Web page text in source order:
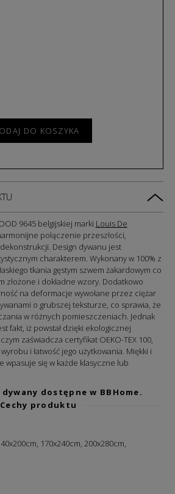
DO KOSZYKA
9645 belgijskiej marki Louis De
połączenie przeszłości,
Design dywanu jest
charakterem. Wykonany w 100% z
tkania gęstym szwem żakardowym co
złożone i dokładne wzory. Dodatkowo
na deformacje wywołane przez ciężar
o grubszej teksturze, co sprawia, że
w różnych pomieszczeniach. Jednak
fakt, iż powstał dzięki ekologicznej
zaświadcza certyfikat OEKO-TEX 100,
i łatwość jego użytkowania. Miękki i
wpasuje się w każde klasyczne lub
dostępne w BBHome.
Cechy produktu
170x240cm, 200x280cm,